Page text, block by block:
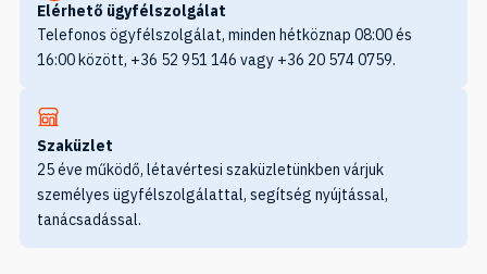
Elérhető ügyfélszolgálat
Telefonos ögyfélszolgálat, minden hétköznap 08:00 és
16:00 között, +36 52 951 146 vagy +36 20 574 0759.
Szaküzlet
25 éve működő, létavértesi szaküzletünkben várjuk
személyes ügyfélszolgálattal, segítség nyújtással,
tanácsadással.